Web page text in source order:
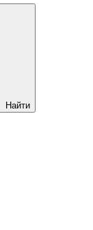
Найти